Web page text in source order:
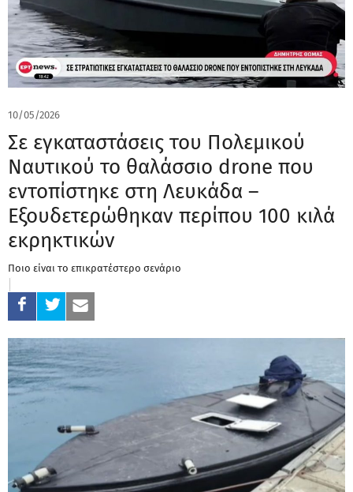
10/05/2026
Σε εγκαταστάσεις του Πολεμικού
Ναυτικού το θαλάσσιο drone που
εντοπίστηκε στη Λευκάδα –
Εξουδετερώθηκαν περίπου 100 κιλά
εκρηκτικών
Ποιο είναι το επικρατέστερο σενάριο